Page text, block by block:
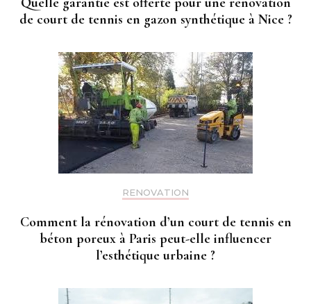
de court de tennis en gazon synthétique à Nice ?
RENOVATION
Comment la rénovation d’un court de tennis en
béton poreux à Paris peut-elle influencer
l’esthétique urbaine ?